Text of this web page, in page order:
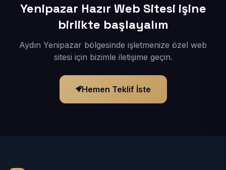
Yenipazar Hazır Web Sitesi işine
birlikte başlayalım
Aydın Yenipazar bölgesinde işletmenize özel web
sitesi için bizimle iletişime geçin.
Hemen Teklif İste